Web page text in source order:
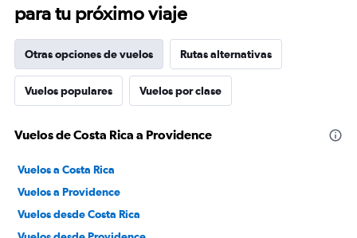
para tu próximo viaje
Otras opciones de vuelos Rutas alternativas
Vuelos populares Vuelos por clase
Vuelos de Costa Rica a Providence
Vuelos a Costa Rica
Vuelos a Providence
Vuelos desde Costa Rica